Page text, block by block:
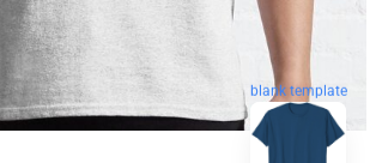
blank template